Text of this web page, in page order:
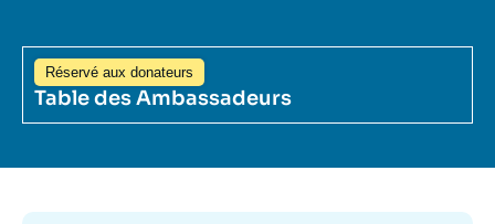
Réservé aux donateurs
Table des Ambassadeurs
Image